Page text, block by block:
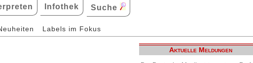
Infothek Suche
Labels im Fokus
Aktuelle Meldungen